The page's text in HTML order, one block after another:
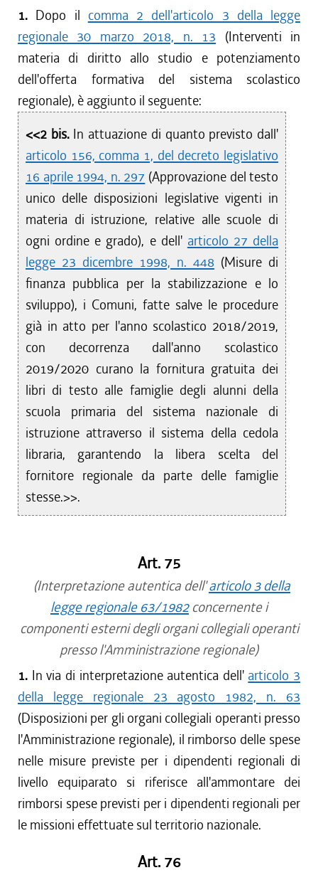
1. Dopo il comma 2 dell'articolo 3 della legge
regionale 30 marzo 2018, n. 13 (Interventi in
materia di diritto allo studio e potenziamento
dell'offerta formativa del sistema scolastico
regionale), è aggiunto il seguente:
<<2 bis. In attuazione di quanto previsto dall'
articolo 156, comma 1, del decreto legislativo
16 aprile 1994, n. 297 (Approvazione del testo
unico delle disposizioni legislative vigenti in
materia di istruzione, relative alle scuole di
ogni ordine e grado), e dell' articolo 27 della
legge 23 dicembre 1998, n. 448 (Misure di
finanza pubblica per la stabilizzazione e lo
sviluppo), i Comuni, fatte salve le procedure
già in atto per l'anno scolastico 2018/2019,
con decorrenza dall'anno scolastico
2019/2020 curano la fornitura gratuita dei
libri di testo alle famiglie degli alunni della
scuola primaria del sistema nazionale di
istruzione attraverso il sistema della cedola
libraria, garantendo la libera scelta del
fornitore regionale da parte delle famiglie
stesse.>>.
Art. 75
(Interpretazione autentica dell'articolo 3 della
legge regionale 63/1982concernente i
componenti esterni degli organi collegiali operanti
presso l'Amministrazione regionale)
1. In via di interpretazione autentica dell' articolo 3
della legge regionale 23 agosto 1982, n. 63
(Disposizioni per gli organi collegiali operanti presso
l'Amministrazione regionale), il rimborso delle spese
nelle misure previste per i dipendenti regionali di
livello equiparato si riferisce all'ammontare dei
rimborsi spese previsti per i dipendenti regionali per
le missioni effettuate sul territorio nazionale.
Art. 76